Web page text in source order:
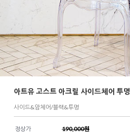
아트유 고스트 아크릴 사이드체어 투명
사이드&암체어/블랙&투명
정상가 190,000원